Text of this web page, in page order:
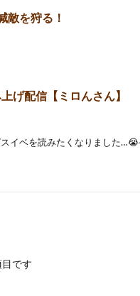
敵を狩る！
げ配信【ミロんさん】
イベを読みたくなりました
です